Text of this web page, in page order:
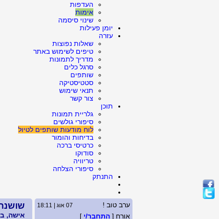
העדפות
אימות
שינוי סיסמה
יומן פעילות
עזרה
שאלות נפוצות
טיפים לשימוש באתר
מדריך לתמונות
סרגל כלים
שותפים
סטטיסטיקה
תנאי שימוש
צור קשר
תוכן
גלריית תמונות
סיפורי גולשים
לוח מודעות שותפים לטיול
בדיחות והומור
כרטיסי ברכה
סודוקו
טריוויה
סיפורי הצלחה
התנתק
ערב טוב ! 07 אוג | 18:11
אורח [ התחבר/י ] אישה, בת 65,